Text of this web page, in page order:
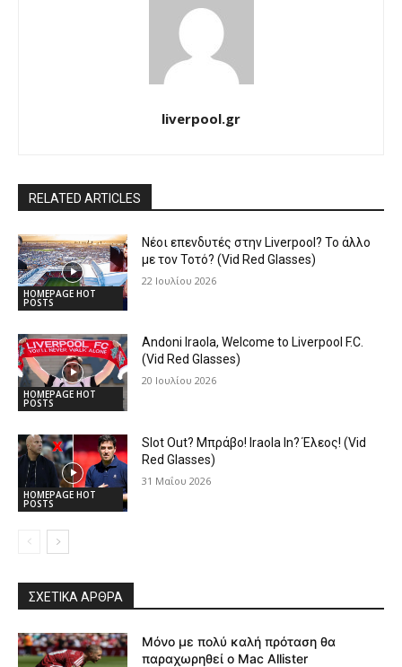
liverpool.gr
RELATED ARTICLES
HOMEPAGE HOT
POSTS
Νέοι επενδυτές στην Liverpool? Το άλλο
με τον Τοτό? (Vid Red Glasses)
22 Ιουλίου 2026
HOMEPAGE HOT
POSTS
Andoni Iraola, Welcome to Liverpool F.C.
(Vid Red Glasses)
20 Ιουλίου 2026
HOMEPAGE HOT
POSTS
Slot Out? Μπράβο! Iraola In? Έλεος! (Vid
Red Glasses)
31 Μαΐου 2026
ΣΧΕΤΙΚΆ ΆΡΘΡΑ
Μόνο με πολύ καλή πρόταση θα
παραχωρηθεί ο Mac Allister